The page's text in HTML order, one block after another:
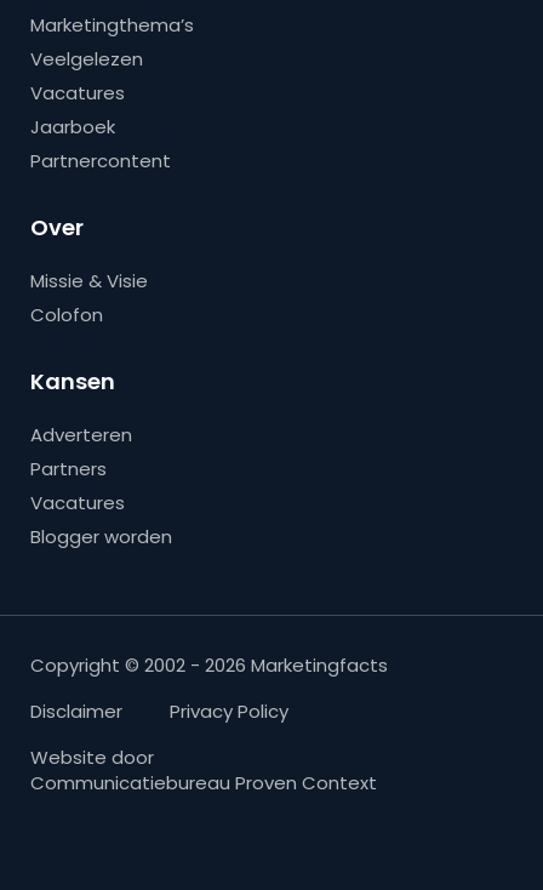
Marketingthema’s
Veelgelezen
Vacatures
Jaarboek
Partnercontent
Over
Missie & Visie
Colofon
Kansen
Adverteren
Partners
Vacatures
Blogger worden
Copyright © 2002 - 2026 Marketingfacts
Disclaimer
Privacy Policy
Website door
Communicatiebureau Proven Context